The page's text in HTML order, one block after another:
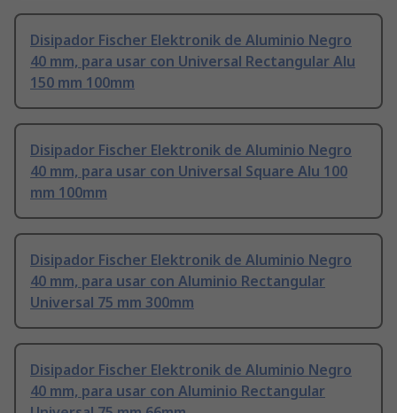
Disipador Fischer Elektronik de Aluminio Negro
40 mm, para usar con Universal Rectangular Alu
150 mm 100mm
Disipador Fischer Elektronik de Aluminio Negro
40 mm, para usar con Universal Square Alu 100
mm 100mm
Disipador Fischer Elektronik de Aluminio Negro
40 mm, para usar con Aluminio Rectangular
Universal 75 mm 300mm
Disipador Fischer Elektronik de Aluminio Negro
40 mm, para usar con Aluminio Rectangular